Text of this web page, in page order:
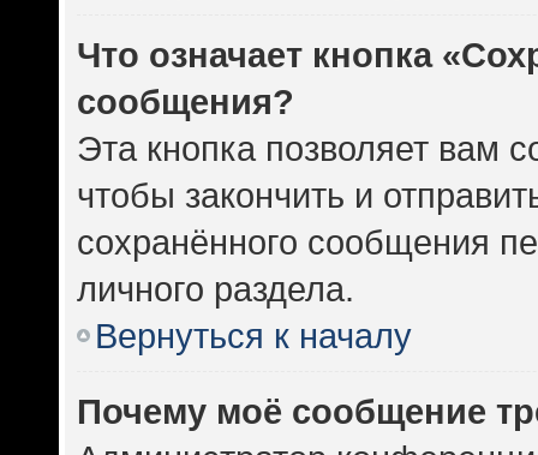
Что означает кнопка
сообщения?
Эта кнопка позволяет вам
чтобы закончить и
сохранённого сообщения
личного раздела.
Вернуться к началу
Почему моё сообщение